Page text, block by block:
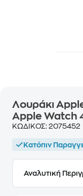
Λουράκι
Apple Watch
ΚΩΔΙΚΟΣ: 2075452
Κατόπιν
Αναλυτική